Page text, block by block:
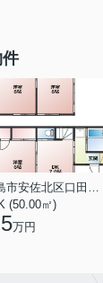
広島市安佐北区口田１丁目
(50.00㎡)
万円